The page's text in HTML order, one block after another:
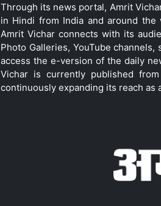
Through its news portal, Amrit
in Hindi from India and around the
Amrit Vichar connects with its
Photo Galleries, YouTube
access the e-version of the daily
Vichar is currently published from
continuously expanding its reach as